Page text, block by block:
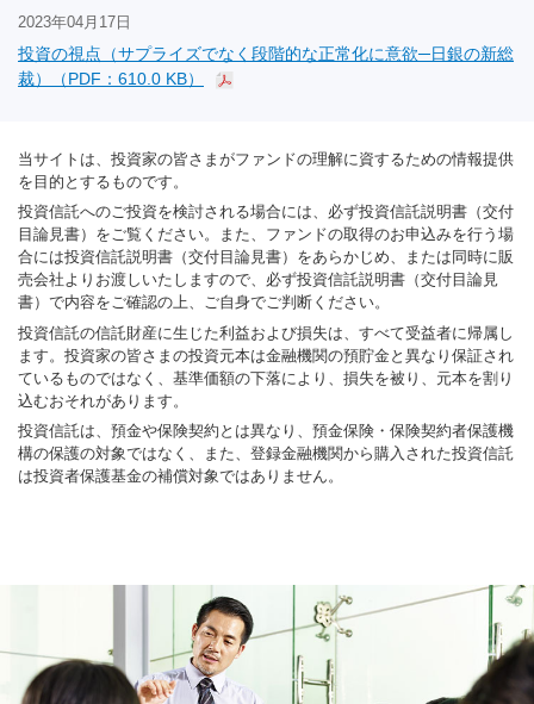
2023年04月17日
投資の視点（サプライズでなく段階的な正常化に意欲─日銀の新総
裁）（PDF：610.0 KB）
当サイトは、投資家の皆さまがファンドの理解に資するための情報提供
を目的とするものです。
投資信託へのご投資を検討される場合には、必ず投資信託説明書（交付
目論見書）をご覧ください。また、ファンドの取得のお申込みを行う場
合には投資信託説明書（交付目論見書）をあらかじめ、または同時に販
売会社よりお渡しいたしますので、必ず投資信託説明書（交付目論見
書）で内容をご確認の上、ご自身でご判断ください。
投資信託の信託財産に生じた利益および損失は、すべて受益者に帰属し
ます。投資家の皆さまの投資元本は金融機関の預貯金と異なり保証され
ているものではなく、基準価額の下落により、損失を被り、元本を割り
込むおそれがあります。
投資信託は、預金や保険契約とは異なり、預金保険・保険契約者保護機
構の保護の対象ではなく、また、登録金融機関から購入された投資信託
は投資者保護基金の補償対象ではありません。